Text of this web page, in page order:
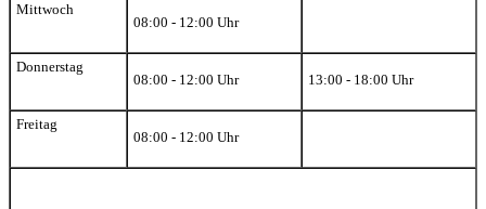
Mittwoch
08:00 - 12:00 Uhr
Donnerstag
08:00 - 12:00 Uhr
13:00 - 18:00 Uhr
Freitag
08:00 - 12:00 Uhr